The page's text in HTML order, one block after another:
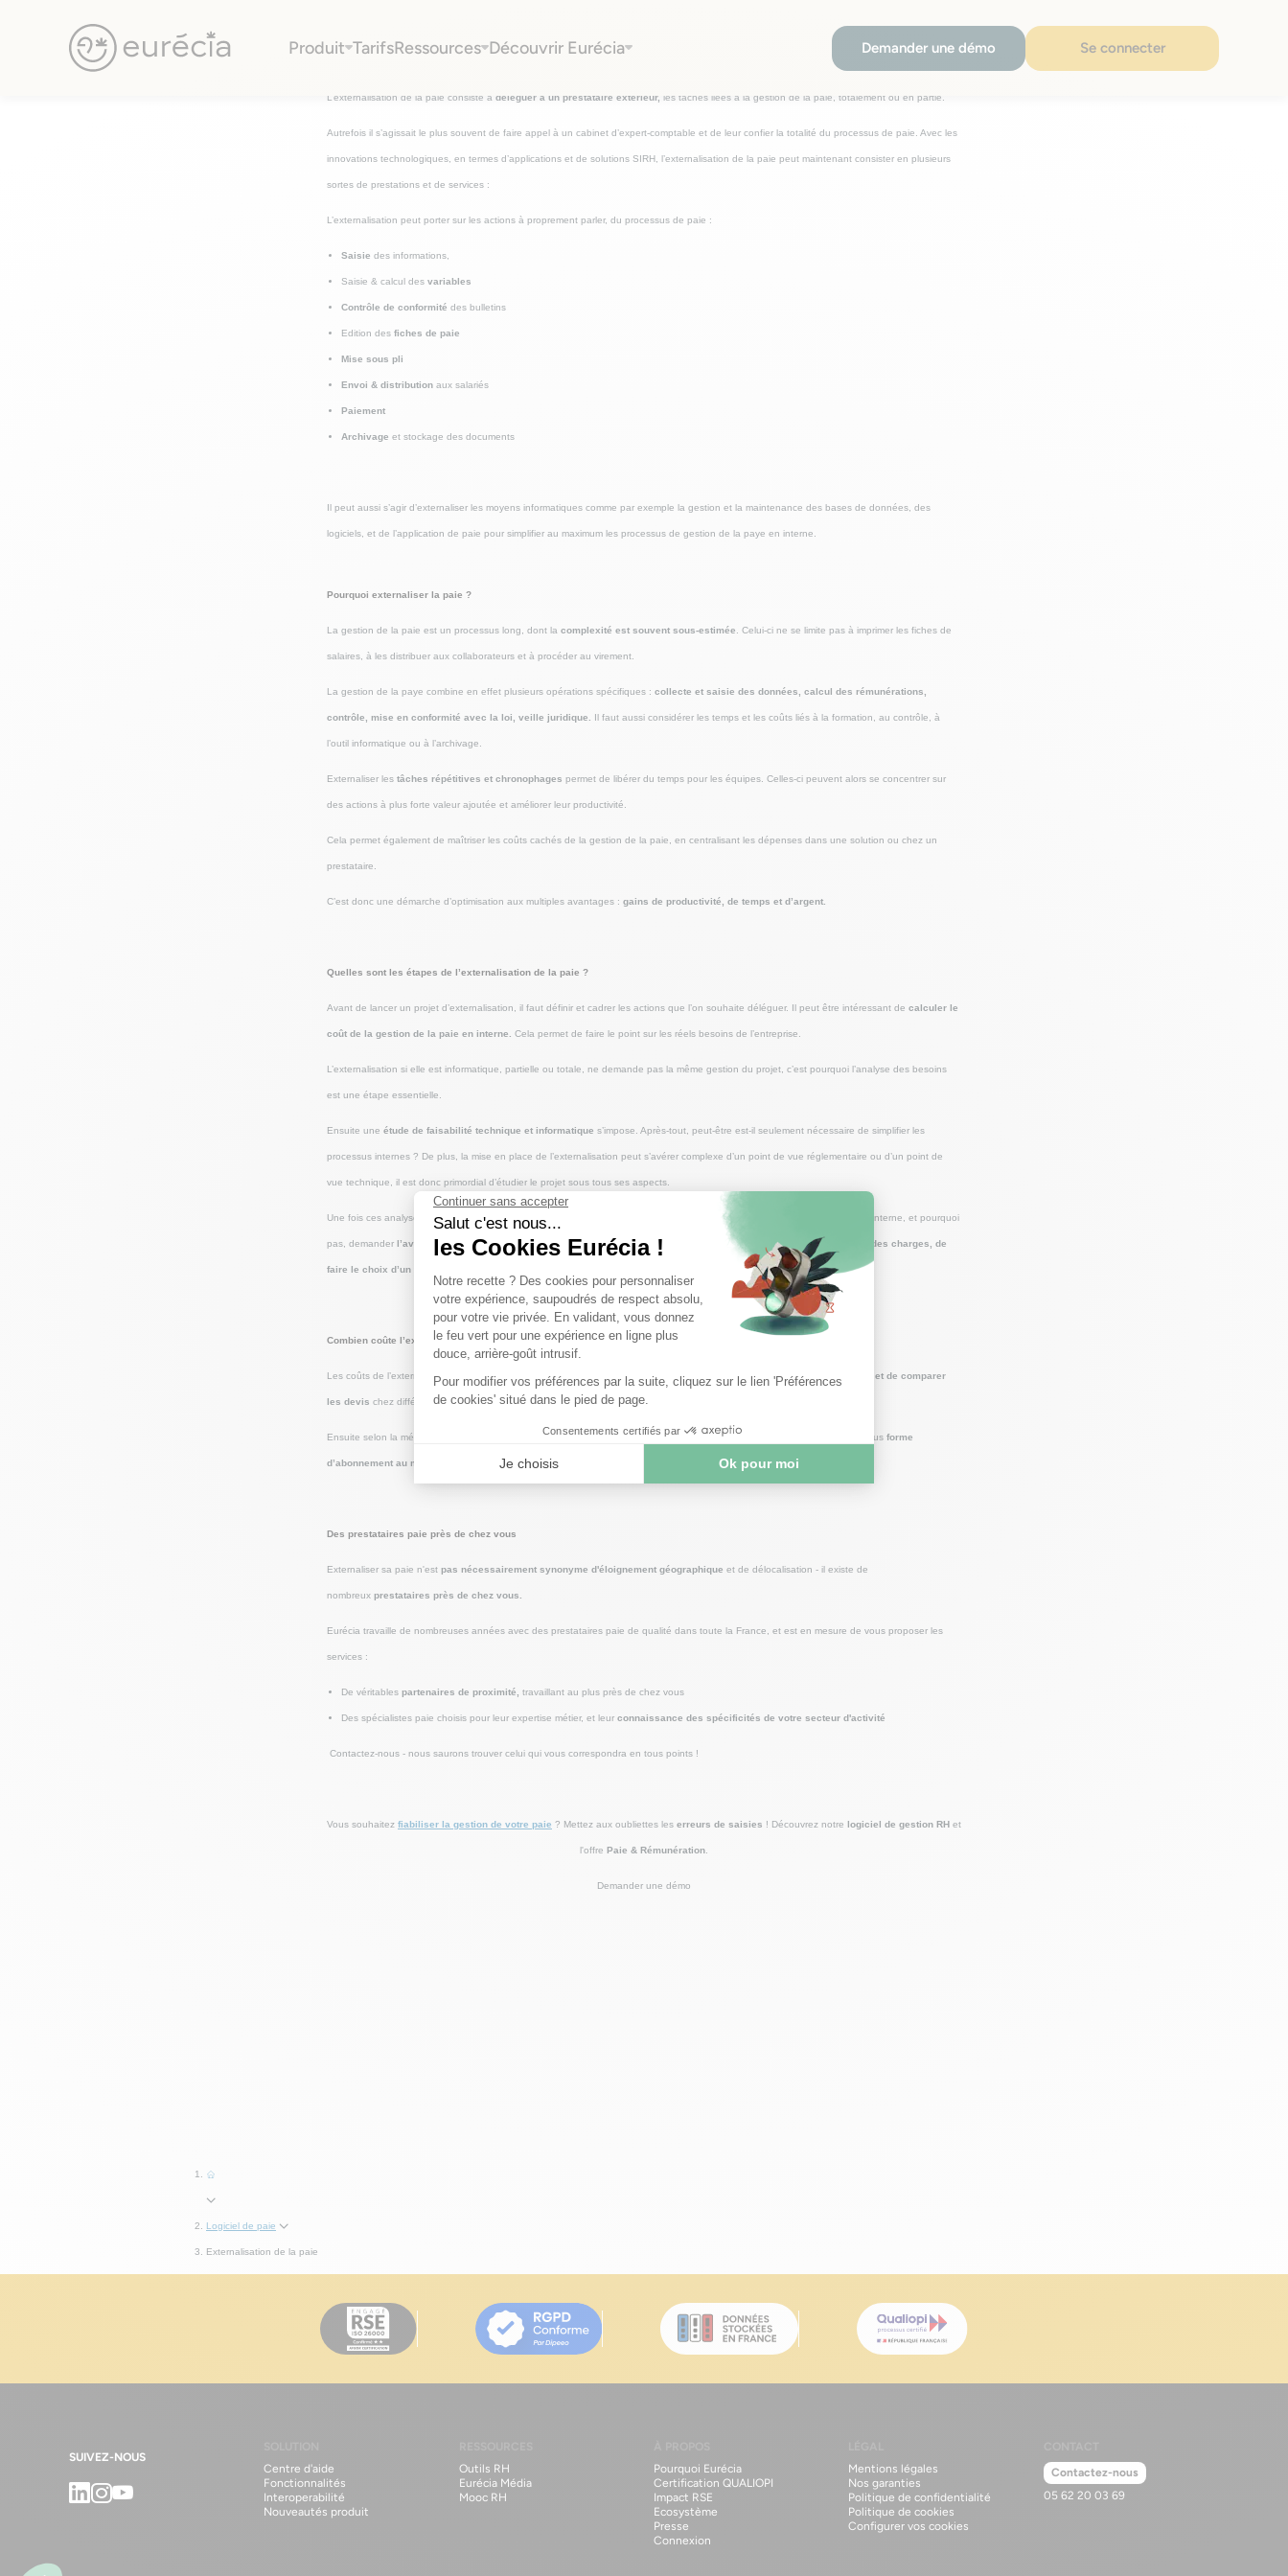
Produit TarifsRessources Découvrir Eurécia Demander une démo Se connecter
L’externalisation de la paie consiste à déléguer à un prestataire extérieur, les tâches liées à la gestion de la paie, totalement ou en partie.
Autrefois il s’agissait le plus souvent de faire appel à un cabinet d’expert-comptable et de leur confier la totalité du processus de paie. Avec les
innovations technologiques, en termes d’applications et de solutions SIRH, l’externalisation de la paie peut maintenant consister en plusieurs
sortes de prestations et de services :
L’externalisation peut porter sur les actions à proprement parler, du processus de paie :
Saisie des informations,
Saisie & calcul des variables
Contrôle de conformité des bulletins
Edition des fiches de paie
Mise sous pli
Envoi & distribution aux salariés
Paiement
Archivage et stockage des documents
Il peut aussi s’agir d’externaliser les moyens informatiques comme par exemple la gestion et la maintenance des bases de données, des
logiciels, et de l’application de paie pour simplifier au maximum les processus de gestion de la paye en interne.
Pourquoi externaliser la paie ?
La gestion de la paie est un processus long, dont la complexité est souvent sous-estimée . Celui-ci ne se limite pas à imprimer les fiches de
salaires, à les distribuer aux collaborateurs et à procéder au virement.
La gestion de la paye combine en effet plusieurs opérations spécifiques : collecte et saisie des données, calcul des rémunérations,
contrôle, mise en conformité avec la loi, veille juridique. Il faut aussi considérer les temps et les coûts liés à la formation, au contrôle, à
l’outil informatique ou à l’archivage.
Externaliser les tâches répétitives et chronophages permet de libérer du temps pour les équipes. Celles-ci peuvent alors se concentrer sur
des actions à plus forte valeur ajoutée et améliorer leur productivité.
Cela permet également de maîtriser les coûts cachés de la gestion de la paie, en centralisant les dépenses dans une solution ou chez un
prestataire.
C’est donc une démarche d’optimisation aux multiples avantages : gains de productivité, de temps et d’argent.
Quelles sont les étapes de l’externalisation de la paie ?
Avant de lancer un projet d’externalisation, il faut définir et cadrer les actions que l’on souhaite déléguer. Il peut être intéressant de calculer le
coût de la gestion de la paie en interne. Cela permet de faire le point sur les réels besoins de l’entreprise.
L’externalisation si elle est informatique, partielle ou totale, ne demande pas la même gestion du projet, c’est pourquoi l’analyse des besoins
est une étape essentielle.
Ensuite une étude de faisabilité technique et informatique s’impose. Après-tout, peut-être est-il seulement nécessaire de simplifier les
processus internes ? De plus, la mise en place de l’externalisation peut s’avérer complexe d’un point de vue réglementaire ou d’un point de
vue technique, il est donc primordial d’étudier le projet sous tous ses aspects.
Une fois ces analyses terminées, il faut choisir un chef de projet, identifier les acteurs qui prendront part à sa réalisation en interne, et pourquoi
pas, demander l’avis et l’aide d’experts externes. Une fois constituée, cette équipe a pour mission de rédiger le cahier des charges, de
faire le choix d’un prestataire ou d’une solution, et de veiller au bon déroulement du projet d’externalisation.
Combien coûte l’externalisation de la paie ?
Les coûts de l’externalisation peuvent varier selon la solution ou le prestataire choisi. Il est donc nécessaire de faire établir et de comparer
les devis chez différents experts ou éditeurs.
Ensuite selon la méthode choisie, solution informatique ou cabinet gestionnaire, la tarification se présente généralement sous forme
d’abonnement au mois ou à l’année , ou sous forme d’un contrat entre
Des prestataires paie près de chez vous
Externaliser sa paie n'est pas nécessairement synonyme d'éloignement géographique et de délocalisation - il existe de
nombreux prestataires près de chez vous.
Eurécia travaille de nombreuses années avec des prestataires paie de qualité dans toute la France, et est en mesure de vous proposer les
services :
De véritables partenaires de proximité, travaillant au plus près de chez vous
Des spécialistes paie choisis pour leur expertise métier, et leur connaissance des spécificités de votre secteur d'activité
Contactez-nous- nous saurons trouver celui qui vous correspondra en tous points !
Vous souhaitez fiabiliser la gestion de votre paie ? Mettez aux oubliettes les erreurs de saisies ! Découvrez notre logiciel de gestion RH et
l'offre Paie & Rémunération
Demander une démo
conséquences ? Toolbox Retard de paiement de salaire : que dit la loi ? Blog Rémunération : il n'y a pas
que le salaire ! Blog [Paroles d'experts] « Rémunération : les RH devront s’inspirer des techniques marketing »
Blog Calcul de la rémunération d'un stagiaire en 2025 Evénement Comment mieux préparer sa paie chaque
mois ? Evénement Saisie et transmission des EVP - dites adieu à la galère avec Eurécia !
Logiciel de paie
Externalisation de la paie
SUIVEZ-NOUS
Linkedin
Instagram
Centre d'aide
Fonctionnalités
Interoperabilité
Nouveautés produit
Outils RH
Eurécia Média
Mooc RH
Pourquoi Eurécia
Certification QUALIOPI
Impact RSE
Ecosystème
Presse
Connexion
Mentions légales
Nos garanties
Politique de confidentialité
Politique de cookies
Configurer vos cookies
Contactez-nous
05 62 20 03 69